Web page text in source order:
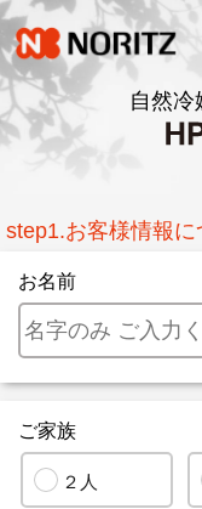
自然冷
step1.お客様情報に
お名前
ご家族
２人